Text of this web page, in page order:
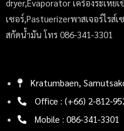
dryer,Evaporator เครื่องระเหย
เซอร์,Pastuerizerพาสเจอร์ไรส์
สกัดน้ำมัน โทร 086-341-3301
Kratumbaen,
Office : (+66) 2-812-
Mobile : 086-341-3301